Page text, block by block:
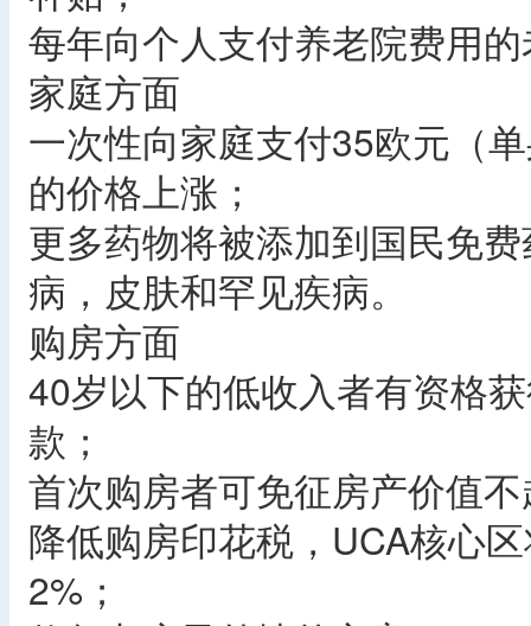
每年向个人支付养老院费用
家庭方面
一次性向家庭支付35欧元（
的价格上涨；
更多药物将被添加到国民免
病，皮肤和罕见疾病。
购房方面
40岁以下的低收入者有资格
款；
首次购房者可免征房产价值
降低购房印花税，UCA核心
2%；